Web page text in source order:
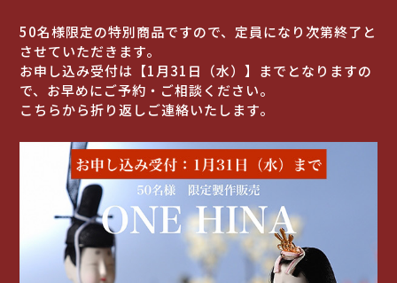
50名様限定の特別商品ですので、定員になり次第終了と
させていただきます。
お申し込み受付は【1月31日（水）】までとなりますの
で、お早めにご予約・ご相談ください。
こちらから折り返しご連絡いたします。